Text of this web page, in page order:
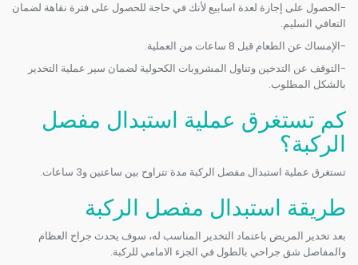
-الحصول على إجازة لعدة اسابيع لأنك في حاجة للحصول على فترة نقاهة لضمان
التعافي السليم.
-الإمساك عن الطعام قبل 8 ساعات من العملية.
-التوقف عن التدخين وتناول المشروبات الكحولية لضمان سير عملية التخدير
بالشكل المطلوب.
كم تستغرق عملية استبدال مفصل
الركبة؟
تستغرق عملية استبدال مفصل الركبة مدة تتراوح بين ساعتين و3 ساعات.
طريقة استبدال مفصل الركبة
بعد تخدير المريض باعتماد التخدير المناسب له، سوف يحدث جراح العظام
والمفاصل شق جراحي بالطول في الجزء الامامي للركبة.